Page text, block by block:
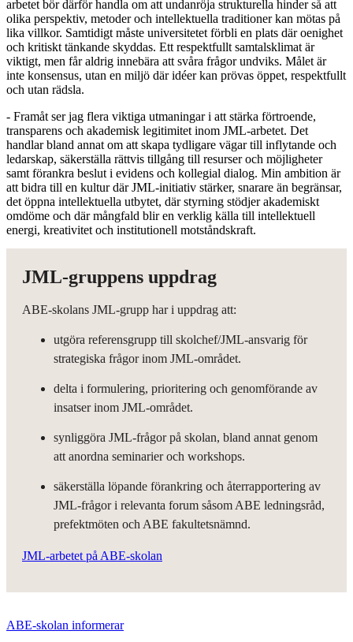
arbetet bör därför handla om att undanröja strukturella hinder så att
olika perspektiv, metoder och intellektuella traditioner kan mötas på
lika villkor. Samtidigt måste universitetet förbli en plats där oenighet
och kritiskt tänkande skyddas. Ett respektfullt samtalsklimat är
viktigt, men får aldrig innebära att svåra frågor undviks. Målet är
inte konsensus, utan en miljö där idéer kan prövas öppet, respektfullt
och utan rädsla.
- Framåt ser jag flera viktiga utmaningar i att stärka förtroende,
transparens och akademisk legitimitet inom JML-arbetet. Det
handlar bland annat om att skapa tydligare vägar till inflytande och
ledarskap, säkerställa rättvis tillgång till resurser och möjligheter
samt förankra beslut i evidens och kollegial dialog. Min ambition är
att bidra till en kultur där JML-initiativ stärker, snarare än begränsar,
det öppna intellektuella utbytet, där styrning stödjer akademiskt
omdöme och där mångfald blir en verklig källa till intellektuell
energi, kreativitet och institutionell motståndskraft.
JML-gruppens uppdrag
ABE-skolans JML-grupp har i uppdrag att:
utgöra referensgrupp till skolchef/JML-ansvarig för
strategiska frågor inom JML-området.
delta i formulering, prioritering och genomförande av
insatser inom JML-området.
synliggöra JML-frågor på skolan, bland annat genom
att anordna seminarier och workshops.
säkerställa löpande förankring och återrapportering av
JML-frågor i relevanta forum såsom ABE ledningsråd,
prefektmöten och ABE fakultetsnämnd.
JML-arbetet på ABE-skolan
ABE-skolan informerar